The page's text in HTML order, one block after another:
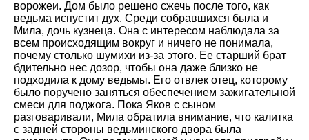
ворожеи. Дом было решено сжечь после того, как
ведьма испустит дух. Среди собравшихся была и
Мила, дочь кузнеца. Она с интересом наблюдала за
всем происходящим вокруг и ничего не понимала,
почему столько шумихи из-за этого. Ее старший брат
бдительно нес дозор, чтобы она даже близко не
подходила к дому ведьмы. Его отвлек отец, которому
было поручено заняться обеспечением зажигательной
смеси для поджога. Пока Яков с сыном
разговаривали, Мила обратила внимание, что калитка
с задней стороны ведьминского двора была